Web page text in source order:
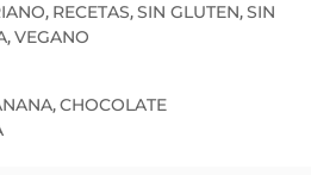
, RECETAS,SIN GLUTEN,SIN
,VEGANO
,CHOCOLATE